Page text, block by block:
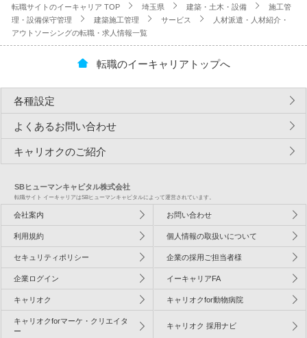
転職サイトのイーキャリア TOP
埼玉県 建築・土木・設備
施工管
理・設備保守管理
建築施工管理 サービス
人材派遣・人材紹介・
アウトソーシングの転職・求人情報一覧
転職のイーキャリアトップへ
各種設定
よくあるお問い合わせ
キャリオクのご紹介
SBヒューマンキャピタル株式会社
転職サイト イーキャリアはSBヒューマンキャピタルによって運営されています。
会社案内 お問い合わせ
利用規約 個人情報の取扱いについて
セキュリティポリシー 企業の採用ご担当者様
企業ログイン イーキャリアFA
キャリオク キャリオクfor動物病院
キャリオクforマーケ・クリエイタ
ー
キャリオク 採用ナビ